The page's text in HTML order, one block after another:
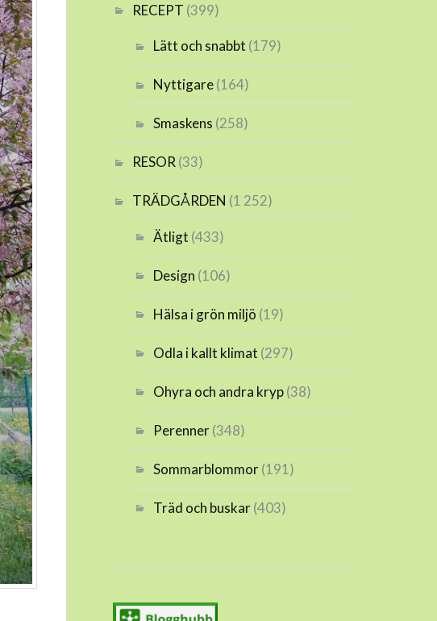
RECEPT (399)
Lätt och snabbt (179)
Nyttigare(164)
Smaskens (258)
RESOR (33)
TRÄDGÅRDEN (1 252)
Ätligt (433)
Design (106)
Hälsa i grön miljö (19)
Odla i kallt klimat (297)
Ohyra och andra kryp(38)
Perenner(348)
Sommarblommor(191)
Träd och buskar(403)